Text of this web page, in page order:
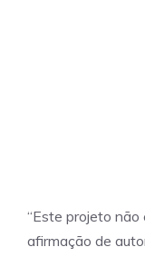
“Este projeto não
afirmação de